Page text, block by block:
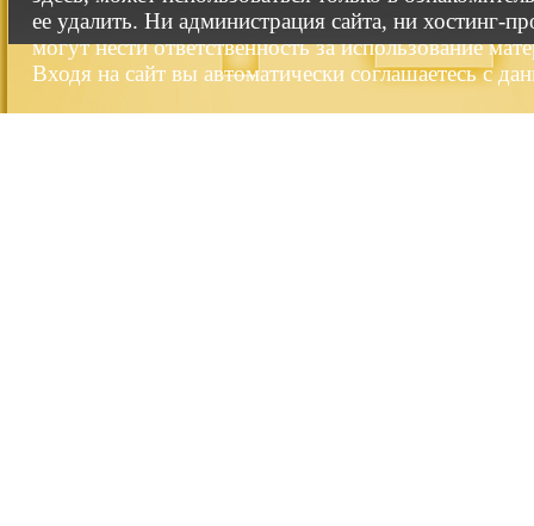
ее удалить. Ни администрация сайта, ни хостинг-
могут нести ответственность за использование
Входя на сайт вы автоматически соглашаетесь с